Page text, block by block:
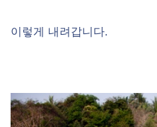
이렇게 내려갑니다.